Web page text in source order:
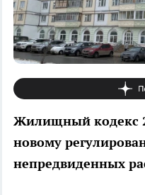
Жилищный кодекс
новому
непредвиденных